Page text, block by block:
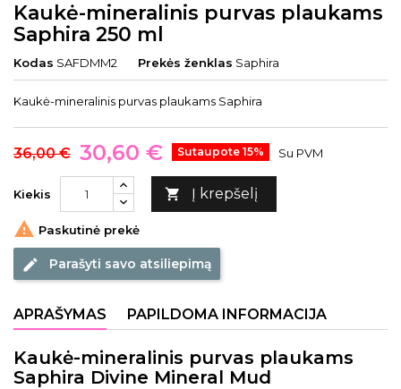
Kaukė-mineralinis purvas plaukams
Saphira 250 ml
Kodas SAFDMM2 Prekės ženklas Saphira
Kaukė-mineralinis purvas plaukams Saphira
36,00 € 30,60 € Sutaupote 15% Su PVM
Kiekis  Į krepšelį
 Paskutinė prekė
edit Parašyti savo atsiliepimą
APRAŠYMAS PAPILDOMA INFORMACIJA
Kaukė-mineralinis purvas plaukams
Saphira Divine Mineral Mud